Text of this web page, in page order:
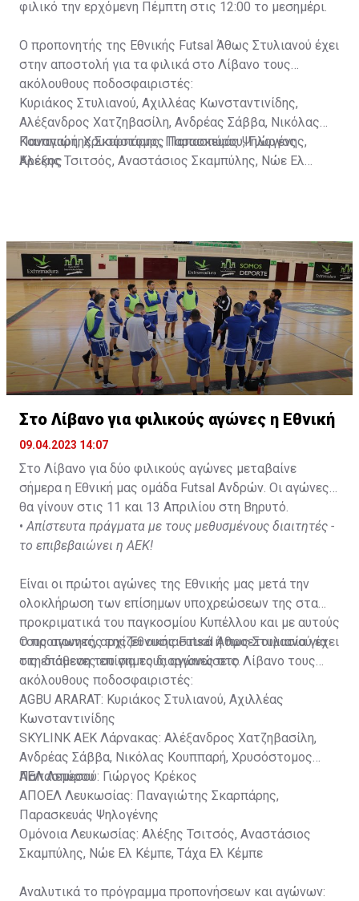
φιλικό την ερχόμενη Πέμπτη στις 12:00 το μεσημέρι.
Ο προπονητής της Εθνικής Futsal Άθως Στυλιανού έχει
στην αποστολή για τα φιλικά στο Λίβανο τους
ακόλουθους ποδοσφαιριστές:
Κυριάκος Στυλιανού, Αχιλλέας Κωνσταντινίδης,
Αλέξανδρος Χατζηβασίλη, Ανδρέας Σάββα, Νικόλας
Κουππαρή, Χρυσόστομος Παπασπύρου, Γιώργος
Κρέκος
Παναγιώτης Σκαρπάρης, Παρασκευάς Ψηλογένης,
Αλέξης Τσιτσός, Αναστάσιος Σκαμπύλης, Νώε Ελ
Στο Λίβανο για φιλικούς αγώνες η Εθνική
09.04.2023 14:07
Στο Λίβανο για δύο φιλικούς αγώνες μεταβαίνε
σήμερα η Εθνική μας ομάδα Futsal Ανδρών. Οι αγώνες
θα γίνουν στις 11 και 13 Απριλίου στη Βηρυτό.
• Απίστευτα πράγματα με τους μεθυσμένους διαιτητές -
το επιβεβαιώνει η ΑΕΚ!
Είναι οι πρώτοι αγώνες της Εθνικής μας μετά την
ολοκλήρωση των επίσημων υποχρεώσεων της στα
προκριματικά του παγκοσμίου Κυπέλλου και με αυτούς
τους αγωνες, αρχίζει ουσιαστικά η προετοιμασία για
τις επόμενες επίσημες διοργανώσεις.
Ο προπονητής της Εθνικής Futsal Άθως Στυλιανού έχει
στη διάθεση του για τους αγώνες στο Λίβανο τους
ακόλουθους ποδοσφαιριστές:
AGBU ARARAT: Κυριάκος Στυλιανού, Αχιλλέας
Κωνσταντινίδης
SKYLINK ΑΕΚ Λάρνακας: Αλέξανδρος Χατζηβασίλη,
Ανδρέας Σάββα, Νικόλας Κουππαρή, Χρυσόστομος
Παπασπύρου
ΑΕΛ Λεμεσού: Γιώργος Κρέκος
ΑΠΟΕΛ Λευκωσίας: Παναγιώτης Σκαρπάρης,
Παρασκευάς Ψηλογένης
Ομόνοια Λευκωσίας: Αλέξης Τσιτσός, Αναστάσιος
Σκαμπύλης, Νώε Ελ Κέμπε, Τάχα Ελ Κέμπε
Αναλυτικά το πρόγραμμα προπονήσεων και αγώνων: